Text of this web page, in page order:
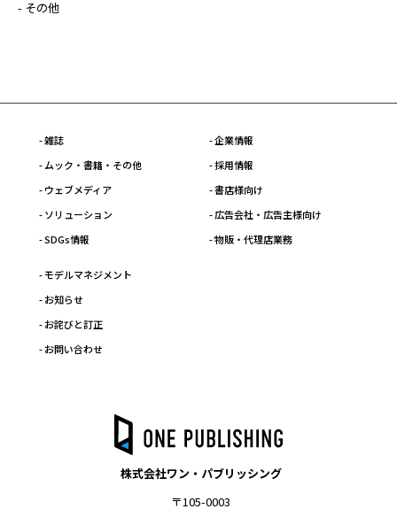
- その他
- 雑誌
- ムック・書籍・その他
- ウェブメディア
- ソリューション
- SDGs情報
- 企業情報
- 採用情報
- 書店様向け
- 広告会社・広告主様向け
- 物販・代理店業務
- モデルマネジメント
- お知らせ
- お詫びと訂正
- お問い合わせ
株式会社ワン・パブリッシング
〒105-0003